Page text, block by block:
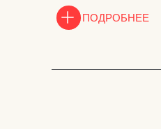
ПОДРОБНЕЕ